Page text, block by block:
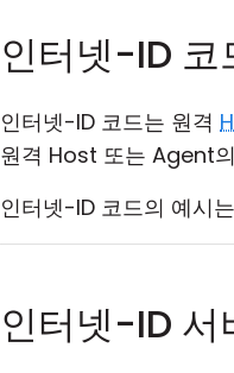
인터넷-ID 코
인터넷-ID 코드는 원격
원격 Host 또는 Agent
인터넷-ID 코드의 예시
인터넷-ID 서